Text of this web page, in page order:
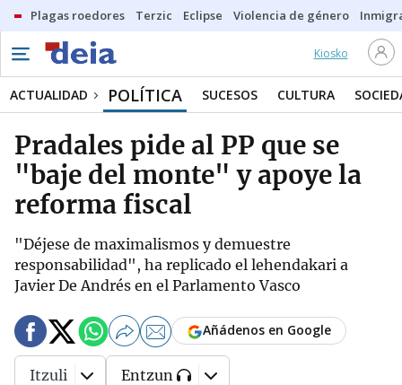
Plagas roedores Terzic Eclipse Violencia de género
Kiosko
ACTUALIDAD POLÍTICA SUCESOS CULTURA
Pradales pide al PP que se
"baje del monte" y apoye la
reforma fiscal
"Déjese de maximalismos y demuestre
responsabilidad", ha replicado el lehendakari a
Javier De Andrés en el Parlamento Vasco
Añádenos en Google
Itzuli Entzun